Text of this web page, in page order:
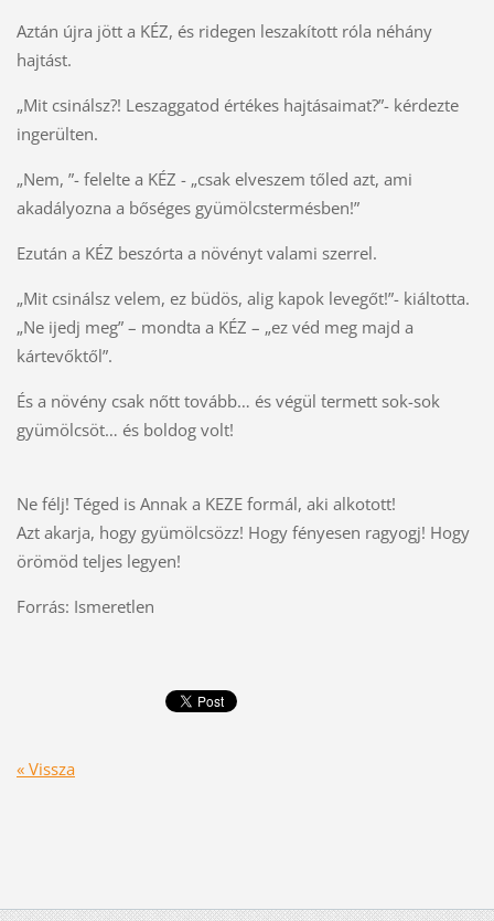
Aztán újra jött a KÉZ, és ridegen leszakított róla néhány
hajtást.
„Mit csinálsz?! Leszaggatod értékes hajtásaimat?”- kérdezte
ingerülten.
„Nem, ”- felelte a KÉZ - „csak elveszem tőled azt, ami
akadályozna a bőséges gyümölcstermésben!”
Ezután a KÉZ beszórta a növényt valami szerrel.
„Mit csinálsz velem, ez büdös, alig kapok levegőt!”- kiáltotta.
„Ne ijedj meg” – mondta a KÉZ – „ez véd meg majd a
kártevőktől”.
És a növény csak nőtt tovább… és végül termett sok-sok
gyümölcsöt… és boldog volt!
Ne félj! Téged is Annak a KEZE formál, aki alkotott!
Azt akarja, hogy gyümölcsözz! Hogy fényesen ragyogj! Hogy
örömöd teljes legyen!
Forrás: Ismeretlen
« Vissza